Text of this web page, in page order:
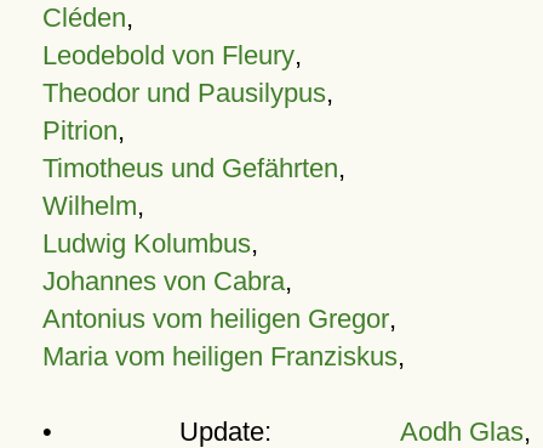
Cléden,
Leodebold von Fleury,
Theodor und Pausilypus,
Pitrion,
Timotheus und Gefährten,
Wilhelm,
Ludwig Kolumbus,
Johannes von Cabra,
Antonius vom heiligen Gregor,
Maria vom heiligen Franziskus,
• Update: Aodh Glas,